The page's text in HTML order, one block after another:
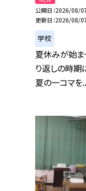
公開日 2026/08/
更新日 2026/08/
学校
夏休みが始ま
り返しの時期
夏の一コマを